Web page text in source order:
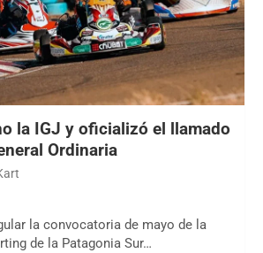
la IGJ y oficializó el llamado
Ordinaria
la convocatoria de mayo de la
de la Patagonia Sur…